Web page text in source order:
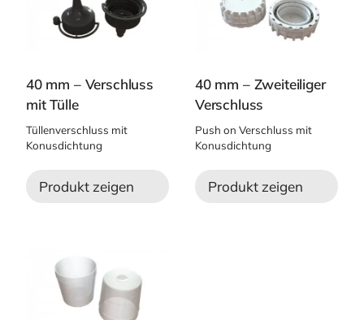
40 mm – Verschluss
mit Tülle
Tüllenverschluss mit
Konusdichtung
Produkt zeigen
40 mm – Zweiteiliger
Verschluss
Push on Verschluss mit
Konusdichtung
Produkt zeigen